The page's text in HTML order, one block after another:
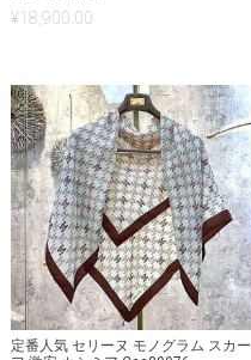
¥18,900.00
定番人気 セリーヌ モノグラム スカー